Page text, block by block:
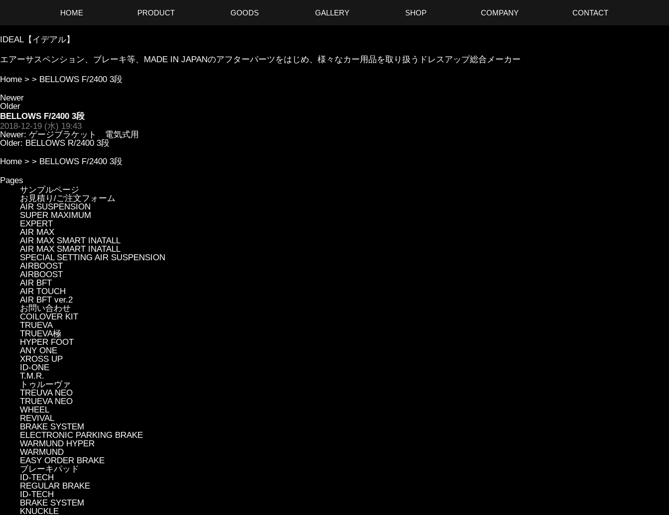
HOME PRODUCT GOODS GALLERY SHOP COMPANY CONTACT
IDEAL【イデアル】
エアーサスペンション、ブレーキ等、MADE IN JAPANのアフターパーツをはじめ、様々なカー用品を取り扱うドレスアップ総合メーカー
Home > > BELLOWS F/2400 3段
Newer
Older
BELLOWS F/2400 3段
2018-12-19 (水) 19:43
Newer: ゲージブラケット 電気式用
Older: BELLOWS R/2400 3段
Home > > BELLOWS F/2400 3段
Pages
サンプルページ
お見積り/ご注文フォーム
AIR SUSPENSION
SUPER MAXIMUM
EXPERT
AIR MAX
AIR MAX SMART INATALL
AIR MAX SMART INATALL
SPECIAL SETTING AIR SUSPENSION
AIRBOOST
AIRBOOST
AIR BFT
AIR TOUCH
AIR BFT ver.2
お問い合わせ
COILOVER KIT
TRUEVA
TRUEVA極
HYPER FOOT
ANY ONE
XROSS UP
ID-ONE
T.M.R.
トゥルーヴァ
TREUVA NEO
TRUEVA NEO
WHEEL
REVIVAL
BRAKE SYSTEM
ELECTRONIC PARKING BRAKE
WARMUND HYPER
WARMUND
EASY ORDER BRAKE
ブレーキパッド
ID-TECH
REGULAR BRAKE
ID-TECH
BRAKE SYSTEM
KNUCKLE